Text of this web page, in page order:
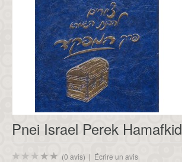
Pnei Israel Perek Hamafkid
(0 avis) | Écrire un avis